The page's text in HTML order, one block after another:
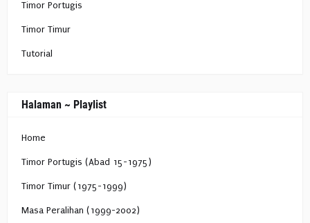
Timor Portugis
Timor Timur
Tutorial
Halaman ~ Playlist
Home
Timor Portugis (Abad 15-1975)
Timor Timur (1975-1999)
Masa Peralihan (1999-2002)